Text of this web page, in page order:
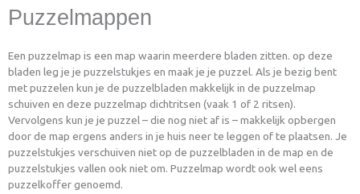
Puzzelmappen
Een puzzelmap is een map waarin meerdere bladen zitten. op deze
bladen leg je je puzzelstukjes en maak je je puzzel. Als je bezig bent
met puzzelen kun je de puzzelbladen makkelijk in de puzzelmap
schuiven en deze puzzelmap dichtritsen (vaak 1 of 2 ritsen).
Vervolgens kun je je puzzel – die nog niet af is – makkelijk opbergen
door de map ergens anders in je huis neer te leggen of te plaatsen. Je
puzzelstukjes verschuiven niet op de puzzelbladen in de map en de
puzzelstukjes vallen ook niet om. Puzzelmap wordt ook wel eens
puzzelkoffer genoemd.